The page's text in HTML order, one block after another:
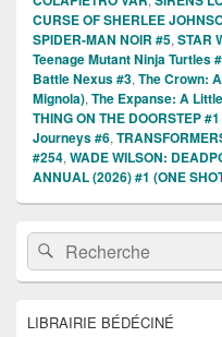
CURSE OF SHERLEE
SPIDER-MAN NOIR #5, STAR
Teenage Mutant Ninja Turtles
Battle Nexus #3, The Crown:
Mignola), The Expanse: A
THING ON THE DOORSTEP
Journeys #6,
#254, WADE WILSON:
ANNUAL (2026) #1 (ONE
Zone
principale
de
widget
Recherche :Rechercher
LIBRAIRIE BÉDÉCINÉ